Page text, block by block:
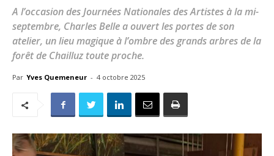
A l’occasion des Journées Nationales des Artistes à la mi-
septembre, Charles Belle a ouvert les portes de son
atelier, un lieu magique à l’ombre des grands arbres de la
forêt de Chailluz toute proche.
Par Yves Quemeneur - 4 octobre 2025